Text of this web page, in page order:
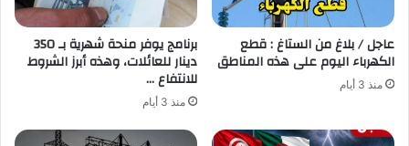
عاجل / بلاغ من الستاغ : قطع
الكهرباء اليوم على هذه المناطق
منذ 3 أيام
برنامج يوفر منحة شهرية بـ 350
دينار للعائلات، وهذه أبرز الشروط
للانتفاع …
منذ 3 أيام